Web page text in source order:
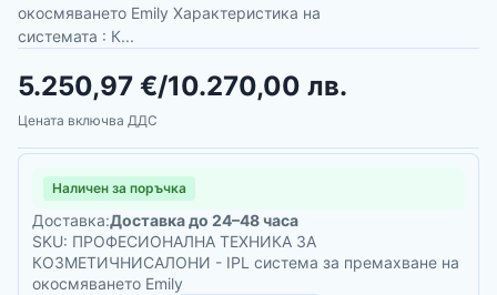
окосмяването Emily Характеристика на
системата : К...
5.250,97 €/10.270,00 лв.
Цената включва ДДС
Наличен за поръчка
Доставка:Доставка до 24–48 часа
SKU: ПРОФЕСИОНАЛНА ТЕХНИКА ЗА
КОЗМЕТИЧНИСАЛОНИ - IPL система за премахване на
окосмяването Emily